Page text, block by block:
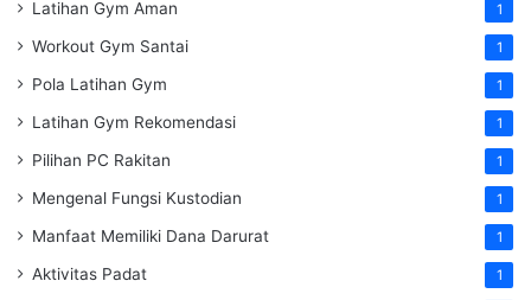
Latihan Gym Aman 1
Workout Gym Santai 1
Pola Latihan Gym 1
Latihan Gym Rekomendasi 1
Pilihan PC Rakitan 1
Mengenal Fungsi Kustodian 1
Manfaat Memiliki Dana Darurat 1
Aktivitas Padat 1